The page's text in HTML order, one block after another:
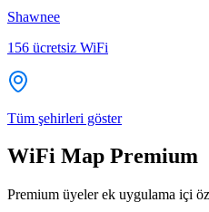
Shawnee
156 ücretsiz WiFi
Tüm şehirleri göster
WiFi Map Premium
Premium üyeler ek uygulama içi